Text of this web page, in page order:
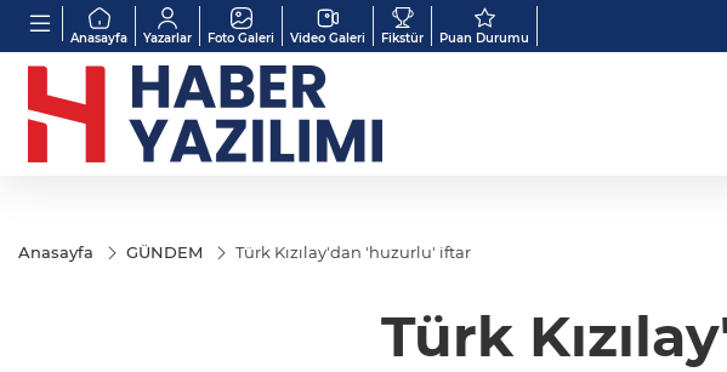
Anasayfa Yazarlar Foto Galeri Video Galeri Fikstür Puan Durumu
Anasayfa GÜNDEM Türk Kızılay'dan 'huzurlu' iftar
Türk